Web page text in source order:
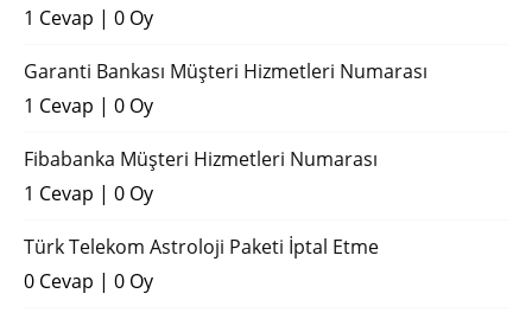
1 Cevap | 0 Oy
Garanti Bankası Müşteri Hizmetleri Numarası
1 Cevap | 0 Oy
Fibabanka Müşteri Hizmetleri Numarası
1 Cevap | 0 Oy
Türk Telekom Astroloji Paketi İptal Etme
0 Cevap | 0 Oy